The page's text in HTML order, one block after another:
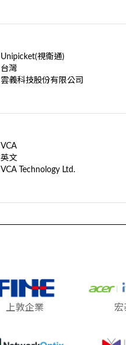
Unipicket(視衛通)
台灣
雲義科技股份有限公司
VCA
英文
VCA Technology Ltd.
上敦企業